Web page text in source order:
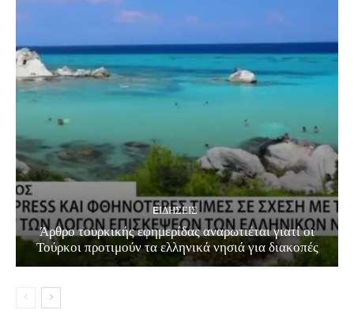
EΙΔΗΣΕΙΣ
Άρθρο τουρκικής εφημερίδας αναρωτιέται γιατί οι
Τούρκοι προτιμούν τα ελληνικά νησιά για διακοπές